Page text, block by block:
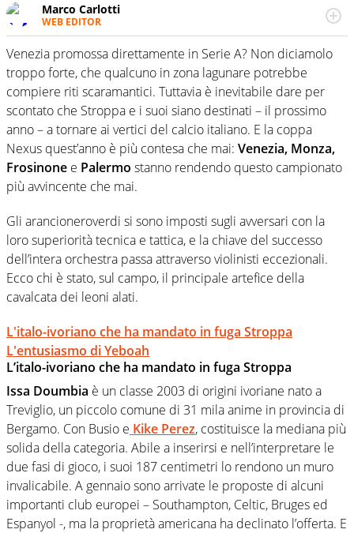
Marco Carlotti
WEB EDITOR
(Quasi) giornalista pubblicista, marchigiano d’origine ma
bolognese - e rossoblù - d’adozione. Osserva il calcio
nella sua veste tecnica e tattica, ma ne racconta il lato
corporate e di comunicazione strategica
Venezia promossa direttamente in Serie A? Non diciamolo
troppo forte, che qualcuno in zona lagunare potrebbe
compiere riti scaramantici. Tuttavia è inevitabile dare per
scontato che Stroppa e i suoi siano destinati – il prossimo
anno – a tornare ai vertici del calcio italiano. E la coppa
Nexus quest’anno è più contesa che mai: Venezia, Monza,
Frosinone e Palermo stanno rendendo questo campionato
più avvincente che mai.
Gli arancioneroverdi si sono imposti sugli avversari con la
loro superiorità tecnica e tattica, e la chiave del successo
dell’intera orchestra passa attraverso violinisti eccezionali.
Ecco chi è stato, sul campo, il principale artefice della
cavalcata dei leoni alati.
L'italo-ivoriano che ha mandato in fuga Stroppa
L'entusiasmo di Yeboah
L’italo-ivoriano che ha mandato in fuga Stroppa
Issa Doumbia è un classe 2003 di origini ivoriane nato a
Treviglio, un piccolo comune di 31 mila anime in provincia di
Bergamo. Con Busio e Kike Perez, costituisce la mediana più
solida della categoria. Abile a inserirsi e nell’interpretare le
due fasi di gioco, i suoi 187 centimetri lo rendono un muro
invalicabile. A gennaio sono arrivate le proposte di alcuni
importanti club europei – Southampton, Celtic, Bruges ed
Espanyol -, ma la proprietà americana ha declinato l’offerta. E